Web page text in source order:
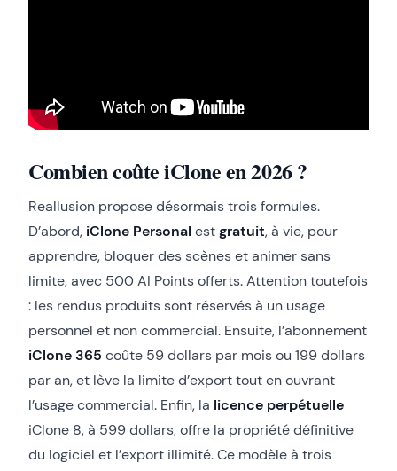
Combien coûte iClone en 2026 ?
Reallusion propose désormais trois formules.
D’abord, iClone Personal estgratuit, à vie, pour
apprendre, bloquer des scènes et animer sans
limite, avec 500 AI Points offerts. Attention toutefois
: les rendus produits sont réservés à un usage
personnel et non commercial. Ensuite, l’abonnement
iClone 365 coûte 59 dollars par mois ou 199 dollars
par an, et lève la limite d’export tout en ouvrant
l’usage commercial. Enfin, la licence perpétuelle
iClone 8, à 599 dollars, offre la propriété définitive
du logiciel et l’export illimité. Ce modèle à trois